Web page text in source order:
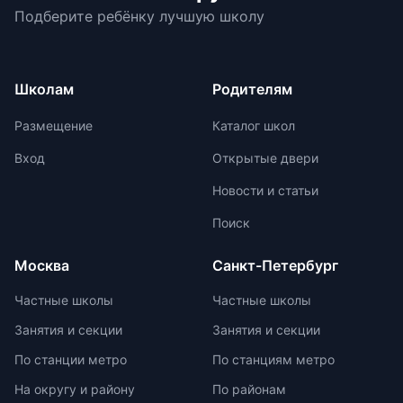
перегрузки информацией,
учеников. Отсутствие страха перед
оценке помогают детям развивать
свои навыки и интересы.
показателем качества образования
олимпиадах. Путь к
начинается с национальных
соревнований, включая школьные,
тренировочные сборы,
интенсивные занятия, практикумы,
индивидуальные консультации.
Участие в международных
новый опыт, пройти серьезную
Подберите ребёнку лучшую школу
Школам
Размещение
Вход
Родителям
Каталог школ
Открытые двери
Новости и статьи
Поиск
Москва
Частные школы
Занятия и секции
По станции метро
На округу и району
Санкт-Петербург
Частные школы
Занятия и секции
По станциям метро
По районам